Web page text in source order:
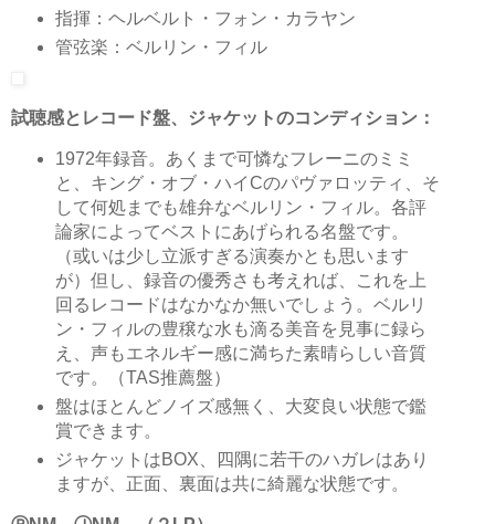
指揮：ヘルベルト・フォン・カラヤン
管弦楽：ベルリン・フィル
試聴感とレコード盤、ジャケットのコンディション：
1972年録音。あくまで可憐なフレーニのミミ
と、キング・オブ・ハイCのパヴァロッティ、そ
して何処までも雄弁なベルリン・フィル。各評
論家によってベストにあげられる名盤です。
（或いは少し立派すぎる演奏かとも思います
が）但し、録音の優秀さも考えれば、これを上
回るレコードはなかなか無いでしょう。ベルリ
ン・フィルの豊穣な水も滴る美音を見事に録ら
え、声もエネルギー感に満ちた素晴らしい音質
です。（TAS推薦盤）
盤はほとんどノイズ感無く、大変良い状態で鑑
賞できます。
ジャケットはBOX、四隅に若干のハガレはあり
ますが、正面、裏面は共に綺麗な状態です。